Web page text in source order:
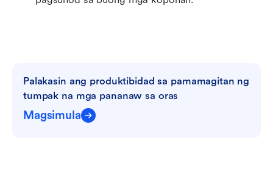
Palakasin ang produktibidad sa pamamagitan ng
tumpak na mga pananaw sa oras
Magsimula